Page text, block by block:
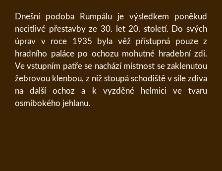
Dnešní podoba Rumpálu je výsledkem poněkud
necitlivé přestavby ze 30. let 20. století. Do svých
úprav v roce 1935 byla věž přístupná pouze z
hradního paláce po ochozu mohutné hradební zdi.
Ve vstupním patře se nachází místnost se zaklenutou
žebrovou klenbou, z níž stoupá schodiště v síle zdiva
na další ochoz a k vyzděné helmici ve tvaru
osmibokého jehlanu.